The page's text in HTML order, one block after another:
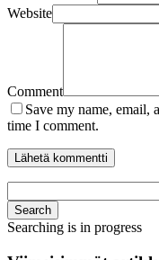
Website
Comment
Save my name, email,
time I comment.
Search
Searching is in progress